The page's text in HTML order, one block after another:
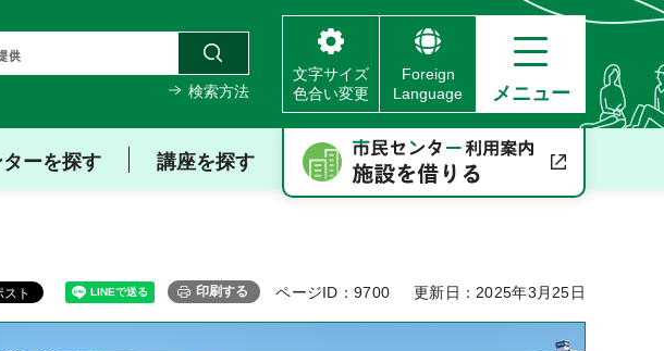
検索方法
文字サイズ
色合い変更
Foreign
Language
メニュー
ーを探す 講座を探す
印刷する ページID：9700 更新日：2025年3月25日